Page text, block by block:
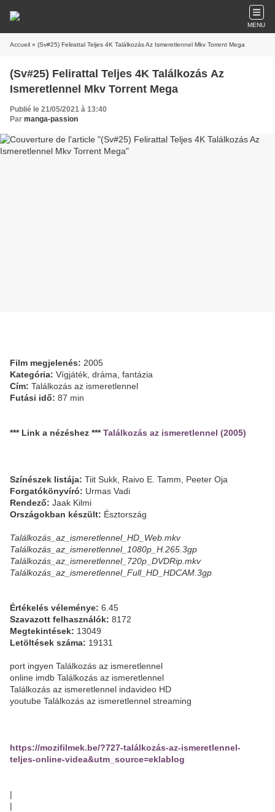
MENU
Accueil » (Sv#25) Felirattal Teljes 4K Találkozás Az Ismeretlennel Mkv Torrent Mega
(Sv#25) Felirattal Teljes 4K Találkozás Az
Ismeretlennel Mkv Torrent Mega
Publié le 21/05/2021 à 13:40
Par manga-passion
Film megjelenés: 2005
Kategória: Vígjáték, dráma, fantázia
Cím: Találkozás az ismeretlennel
Futási idő: 87 min
*** Link a nézéshez ***Találkozás az ismeretlennel (2005)
Színészek listája: Tiit Sukk, Raivo E. Tamm, Peeter Oja
Forgatókönyvíró: Urmas Vadi
Rendező: Jaak Kilmi
Országokban készült: Észtország
Találkozás_az_ismeretlennel_HD_Web.mkv
Találkozás_az_ismeretlennel_1080p_H.265.3gp
Találkozás_az_ismeretlennel_720p_DVDRip.mkv
Találkozás_az_ismeretlennel_Full_HD_HDCAM.3gp
Értékelés véleménye: 6.45
Szavazott felhasználók: 8172
Megtekintések: 13049
Letöltések száma: 19131
port ingyen Találkozás az ismeretlennel
online imdb Találkozás az ismeretlennel
Találkozás az ismeretlennel indavideo HD
youtube Találkozás az ismeretlennel streaming
https://mozifilmek.be/?727-találkozás-az-ismeretlennel-
teljes-online-videa&utm_source=eklablog
|
|